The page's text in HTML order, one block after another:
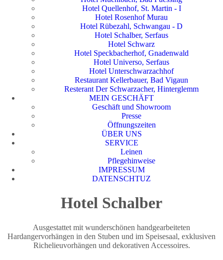
Hotel Quellenhof, St. Martin - I
Hotel Rosenhof Murau
Hotel Rübezahl, Schwangau - D
Hotel Schalber, Serfaus
Hotel Schwarz
Hotel Speckbacherhof, Gnadenwald
Hotel Universo, Serfaus
Hotel Unterschwarzachhof
Restaurant Kellerbauer, Bad Vigaun
Resterant Der Schwarzacher, Hinterglemm
MEIN GESCHÄFT
Geschäft und Showroom
Presse
Öffnungszeiten
ÜBER UNS
SERVICE
Leinen
Pflegehinweise
IMPRESSUM
DATENSCHTUZ
Hotel Schalber
Ausgestattet mit wunderschönen handgearbeiteten
Hardangervorhängen in den Stuben und im Speisesaal, exklusiven
Richelieuvorhängen und dekorativen Accessoires.